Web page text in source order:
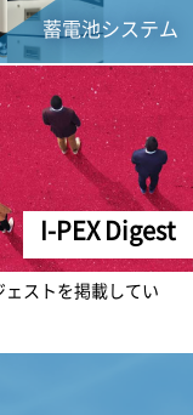
蓄電池システム
I-PEXDigest
ストを掲載してい